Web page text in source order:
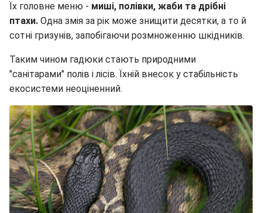
Їх головне меню - миші, полівки, жаби та дрібні
птахи. Одна змія за рік може знищити десятки, а то й
сотні гризунів, запобігаючи розмноженню шкідників.
Таким чином гадюки стають природними
"санітарами" полів і лісів. Їхній внесок у стабільність
екосистеми неоціненний.